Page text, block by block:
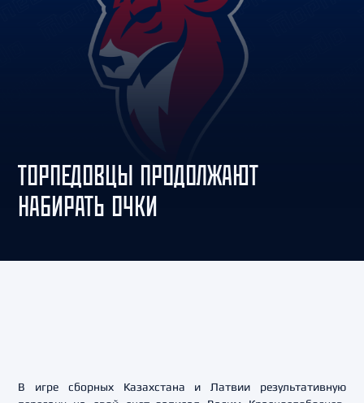
ТОРПЕДОВЦЫ ПРОДОЛЖАЮТ
НАБИРАТЬ ОЧКИ
В игре сборных Казахстана и Латвии результативную